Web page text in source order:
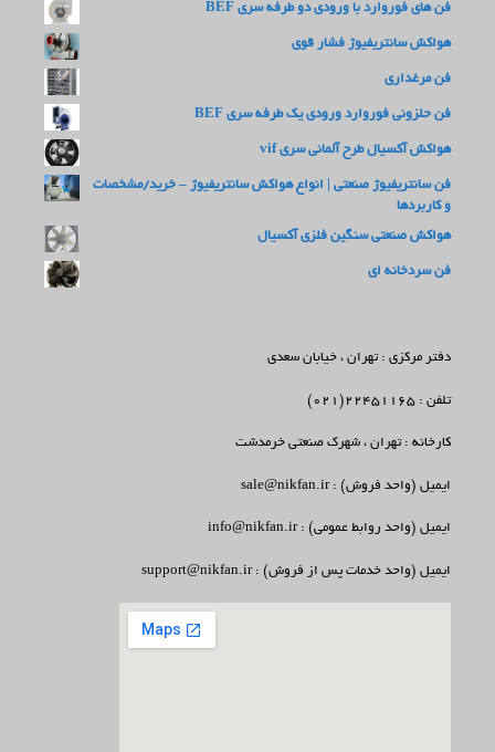
فن های فوروارد با ورودی دو طرفه سری BEF
هواکش سانتریفیوژ فشار قوی
فن مرغداری
فن حلزونی فوروارد ورودی یک طرفه سری BEF
هواکش آکسیال طرح آلمانی سری vif
فن سانتریفیوژ صنعتی | انواع هواکش سانتریفیوژ – خرید/مشخصات
و کاربردها
هواکش صنعتی سنگین فلزی آکسیال
فن سردخانه ای
دفتر مرکزی : تهران ، خیابان سعدی
تلفن : 22451165(021)
کارخانه : تهران ، شهرک صنعتی خرمدشت
ایمیل (واحد فروش) : sale@nikfan.ir
ایمیل (واحد روابط عمومی) : info@nikfan.ir
ایمیل (واحد خدمات پس از فروش) : support@nikfan.ir